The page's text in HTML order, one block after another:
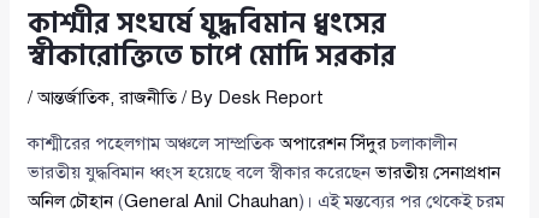
কাশ্মীর সংঘর্ষে যুদ্ধবিমান ধ্বংসের
স্বীকারোক্তিতে চাপে মোদি সরকার
/আন্তর্জাতিক,রাজনীতি/ By Desk Report
কাশ্মীরের পহেলগাম অঞ্চলে সাম্প্রতিকঅপারেশন সিঁদুরচলাকালীন
ভারতীয় যুদ্ধবিমান ধ্বংস হয়েছে বলে স্বীকার করেছেনভারতীয় সেনাপ্রধান
অনিল চৌহান(General Anil Chauhan)। এই মন্তব্যের পর থেকেই চরম